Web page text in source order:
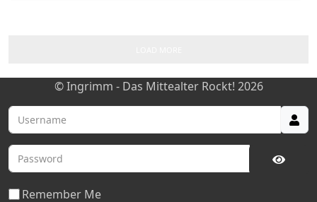
© Ingrimm - Das Mittealter Rockt! 2026
Username
Password
Remember Me